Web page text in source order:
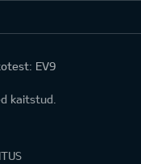
EV9
kaitstud.